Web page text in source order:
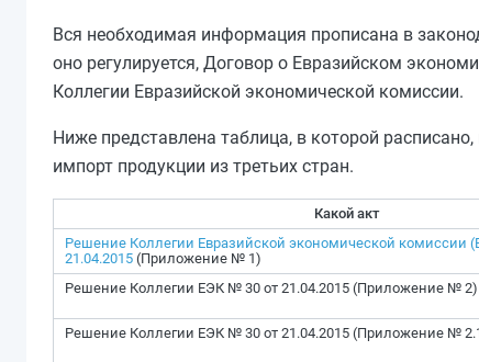
Вся необходимая информация прописана в
оно регулируется, Договор о Евразийском
Коллегии Евразийской экономической комиссии.
Ниже представлена таблица, в которой
импорт продукции из третьих стран.
Какой акт
Решение Коллегии Евразийской экономической комиссии
21.04.2015 (Приложение № 1)
Решение Коллегии ЕЭК № 30 от 21.04.2015 (Приложение № 2)
Решение Коллегии ЕЭК № 30 от 21.04.2015 (Приложение №